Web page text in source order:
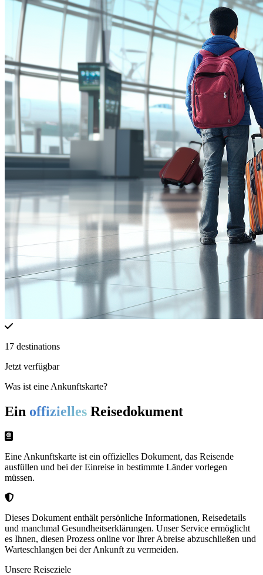
17 destinations
Jetzt verfügbar
Was ist eine Ankunftskarte?
Ein offizielles Reisedokument
Eine Ankunftskarte ist ein offizielles Dokument, das Reisende
ausfüllen und bei der Einreise in bestimmte Länder vorlegen
müssen.
Dieses Dokument enthält persönliche Informationen, Reisedetails
und manchmal Gesundheitserklärungen. Unser Service ermöglicht
es Ihnen, diesen Prozess online vor Ihrer Abreise abzuschließen und
Warteschlangen bei der Ankunft zu vermeiden.
Unsere Reiseziele